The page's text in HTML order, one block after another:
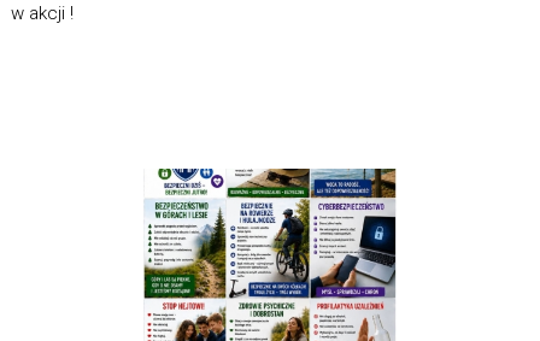
w akcji !